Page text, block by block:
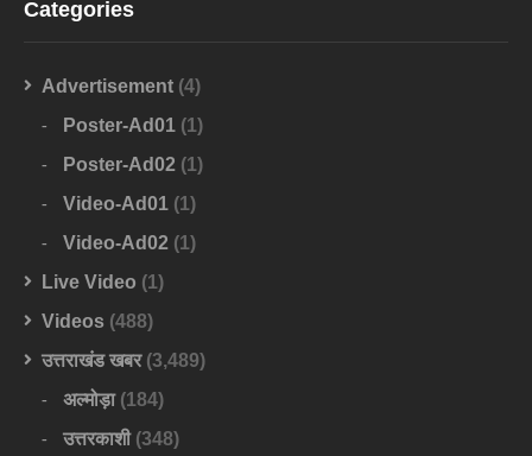
Categories
Advertisement (4)
Poster-Ad01 (1)
Poster-Ad02 (1)
Video-Ad01 (1)
Video-Ad02 (1)
Live Video (1)
Videos (488)
उत्तराखंड खबर(3,489)
अल्मोड़ा(184)
उत्तरकाशी(348)